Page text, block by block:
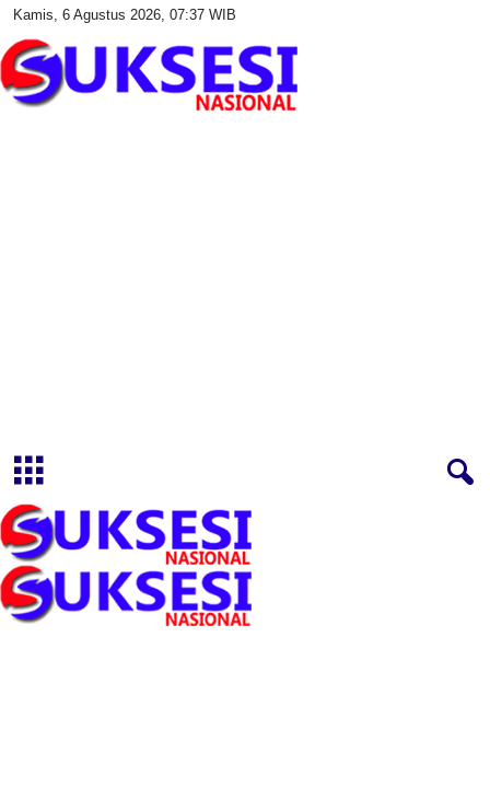
Kamis, 6 Agustus 2026, 07:37 WIB